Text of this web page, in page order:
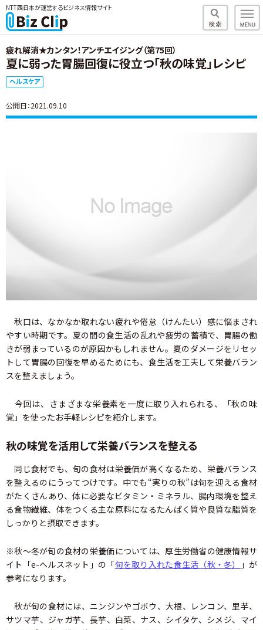
NTT西日本が運営するビジネス情報サイト
疲れ解消★カンタン！アンチエイジング（第75回）
夏に弱った胃腸回復に役立つ「秋の味覚」レシピ
ヘルスケア
公開日：2021.09.10
秋口は、なかなか取れない疲れや倦怠（けんたい）感に悩まされ
やすい時期です。夏の間の食生活の乱れや疲労の蓄積で、胃腸の働
きが弱まっているのが原因かもしれません。夏のダメージをリセッ
トして胃腸の回復を早めるためにも、食生活を工夫して栄養バラン
スを整えましょう。
今回は、さまざまな栄養素を一度に取り入れられる、「秋の味
覚」を使ったお手軽レシピを紹介します。
秋の味覚を活用して栄養バランスを整える
同じ食材でも、旬の食材は栄養価が高くなるため、栄養バランス
を整えるのにうってつけです。中でも“実りの秋”は旬を迎える食材
がたくさんあり、体に必要なビタミン・ミネラル、腸内環境を整え
る食物繊維、体をつくる主な原料になるたんぱく質や良質な脂質を
しっかりと摂取できます。
※秋～冬が旬の食材の栄養価については、厚生労働省の健康情報サ
イト「e-ヘルスネット」の「旬を取り入れた食生活（秋・冬）
」が
参考になります。
秋が旬の食材には、ニンジンやゴボウ、大根、レンコン、里芋、
サツマ芋、ジャガ芋、長芋、白菜、ナス、シイタケ、シメジ、マイ